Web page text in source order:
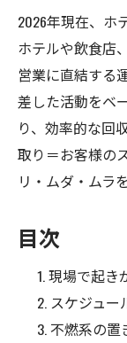
2026年現在、ホ
ホテルや飲食店
営業に直結する
差した活動をベ
り、効率的な回
取り＝お客様の
リ・ムダ・ムラ
目次
現場で起き
スケジュー
不燃系の置